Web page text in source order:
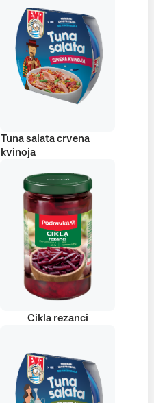
Tuna salata crvena
kvinoja
Cikla rezanci